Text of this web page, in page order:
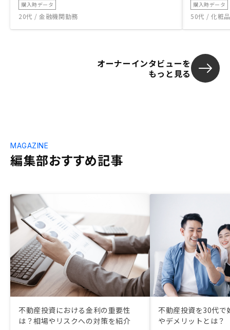
購入時データ
20代 / 金融機関勤務
購入時データ
50代 / 化粧
オーナーインタビューを
もっと見る
編集部おすすめ記事
MAGAZINE
不動産投資における金利の重要性
は？相場やリスクへの対策を紹介
不動産投資を30代で
やデメリットとは？